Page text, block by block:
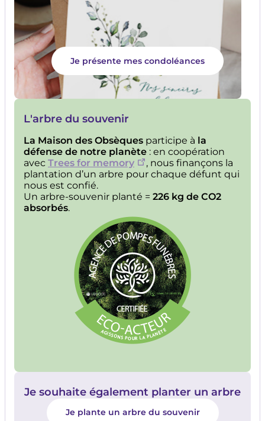
Je présente mes condoléances
L'arbre du souvenir
La Maison des Obsèques participe à la
défense de notre planète : en coopération
avec Trees for memory
, nous finançons la
plantation d’un arbre pour chaque défunt qui
nous est confié.
Un arbre-souvenir planté = 226 kg de CO2
absorbés.
Je souhaite également planter un arbre
Je plante un arbre du souvenir